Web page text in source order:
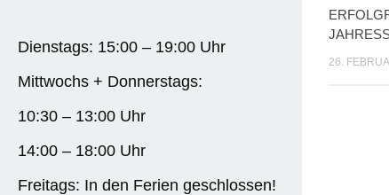
26.
Dienstags: 15:00 – 19:00 Uhr
Mittwochs + Donnerstags:
10:30 – 13:00 Uhr
14:00 – 18:00 Uhr
Freitags: In den Ferien geschlossen!